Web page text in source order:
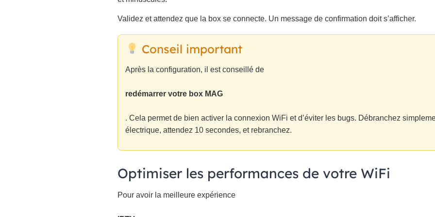
Validez et attendez que la box se connecte. Un message de confirmation doit s’afficher.
Conseil important
Après la configuration, il est conseillé de
redémarrer votre box MAG
. Cela permet de bien activer la connexion WiFi et d’éviter les bugs. Débranchez
électrique, attendez 10 secondes, et rebranchez.
Optimiser les performances de votre WiFi
Pour avoir la meilleure expérience